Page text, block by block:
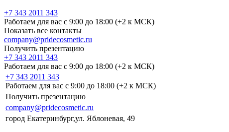
+7 343 2011 343
Работаем для вас с 9:00 до 18:00 (+2 к МСК)
Показать все контакты
company@pridecosmetic.ru
Получить презентацию
+7 343 2011 343
Работаем для вас с 9:00 до 18:00 (+2 к МСК)
+7 343 2011 343
Работаем для вас с 9:00 до 18:00 (+2 к МСК)
Получить презентацию
company@pridecosmetic.ru
город Екатеринбург,ул. Яблоневая, 49